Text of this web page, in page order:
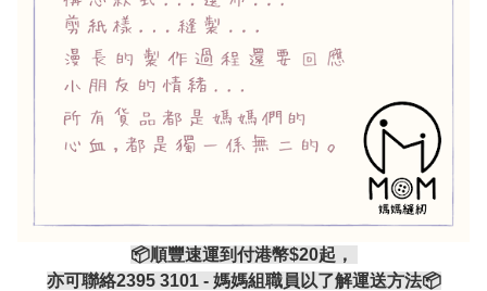
📦順豐速運到付港幣$20起，
亦可聯絡2395 3101 - 媽媽組職員以了解運送方法📦